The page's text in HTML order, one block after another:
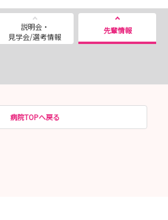
説明会・
見学会/選考情報
先輩情報
病院TOPへ戻る